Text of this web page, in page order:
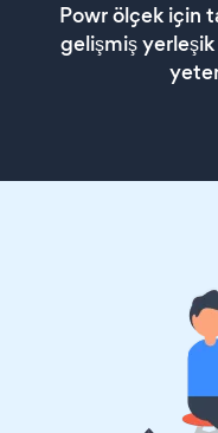
Powr ölçek için
gelişmiş